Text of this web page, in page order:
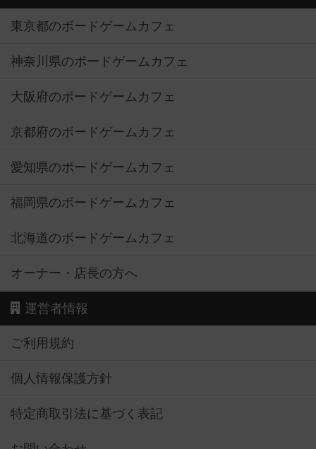
東京都のボードゲームカフェ
神奈川県のボードゲームカフェ
大阪府のボードゲームカフェ
京都府のボードゲームカフェ
愛知県のボードゲームカフェ
福岡県のボードゲームカフェ
北海道のボードゲームカフェ
オーナー・店長の方へ
運営者情報
ご利用規約
個人情報保護方針
特定商取引法に基づく表記